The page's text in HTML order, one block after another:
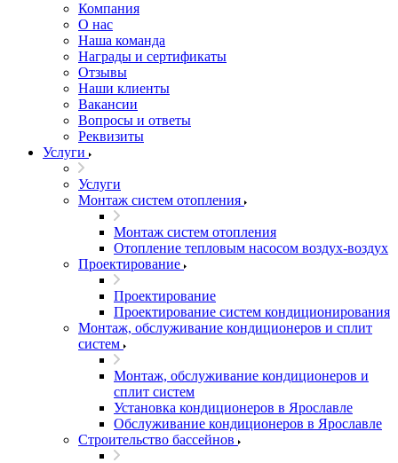
Компания
О нас
Наша команда
Награды и сертификаты
Отзывы
Наши клиенты
Вакансии
Вопросы и ответы
Реквизиты
Услуги
Услуги
Монтаж систем отопления
Монтаж систем отопления
Отопление тепловым насосом воздух-воздух
Проектирование
Проектирование
Проектирование систем кондиционирования
Монтаж, обслуживание кондиционеров и сплит
систем
Монтаж, обслуживание кондиционеров и
сплит систем
Установка кондиционеров в Ярославле
Обслуживание кондиционеров в Ярославле
Строительство бассейнов